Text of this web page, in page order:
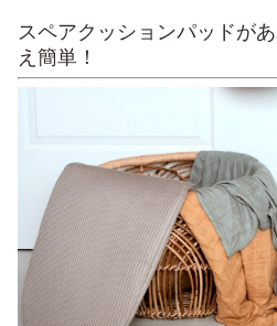
スペアクッションパッドが
え簡単！